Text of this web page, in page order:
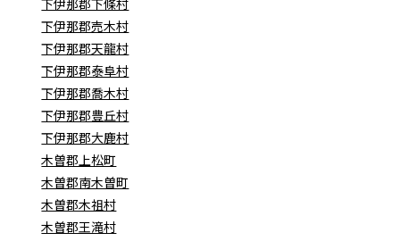
下伊那郡下條村
下伊那郡売木村
下伊那郡天龍村
下伊那郡泰阜村
下伊那郡喬木村
下伊那郡豊丘村
下伊那郡大鹿村
木曽郡上松町
木曽郡南木曽町
木曽郡木祖村
木曽郡王滝村